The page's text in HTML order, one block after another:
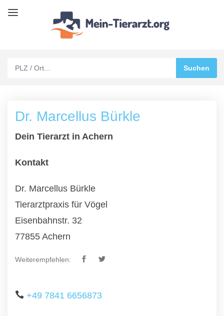
Dr. Marcellus Bürkle
Dein Tierarzt in Achern
Kontakt
Dr. Marcellus Bürkle
Tierarztpraxis für Vögel
Eisenbahnstr. 32
77855 Achern
Weiterempfehlen:
+49 7841 6656873